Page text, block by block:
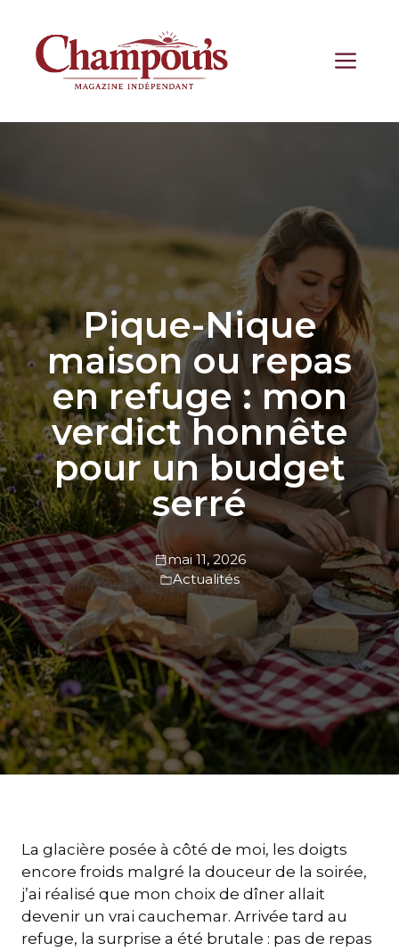
contenu
Pique-Nique
maison ou repas
en refuge : mon
verdict honnête
pour un budget
serré
mai 11, 2026
Actualités
La glacière posée à côté de moi, les doigts
encore froids malgré la douceur de la soirée,
j’ai réalisé que mon choix de dîner allait
devenir un vrai cauchemar. Arrivée tard au
refuge, la surprise a été brutale : pas de repas